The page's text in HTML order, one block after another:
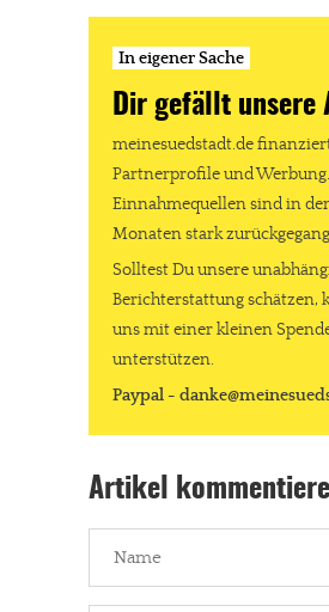
Werbung. Beide Einnahmequellen sind
stark zurückgegangen.
kannst Du uns mit einer kleinen Spende
Paypal - danke@meinesuedstadt.de
JETZT SPENDEN Schon
In eigener Sache
Dir gefällt unsere
meinesuedstadt.de
Partnerprofile und
Einnahmequellen sind in
Monaten stark
Solltest Du unsere
Berichterstattung schätzen,
uns mit einer kleinen
unterstützen.
Paypal -
Artikel